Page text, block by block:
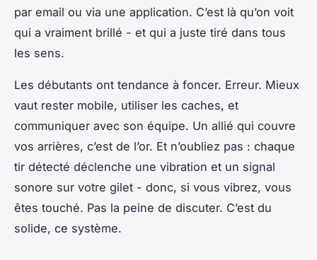
par email ou via une application. C’est là qu’on voit
qui a vraiment brillé - et qui a juste tiré dans tous
les sens.
Les débutants ont tendance à foncer. Erreur. Mieux
vaut rester mobile, utiliser les caches, et
communiquer avec son équipe. Un allié qui couvre
vos arrières, c’est de l’or. Et n’oubliez pas : chaque
tir détecté déclenche une vibration et un signal
sonore sur votre gilet - donc, si vous vibrez, vous
êtes touché. Pas la peine de discuter. C’est du
solide, ce système.